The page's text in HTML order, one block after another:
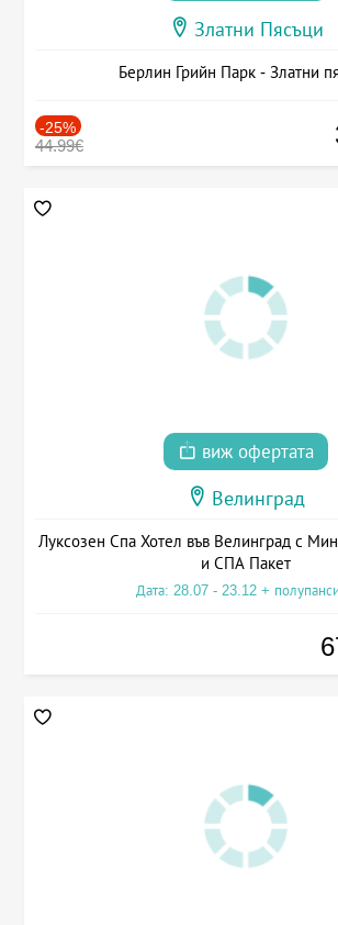
Златни Пясъци
Берлин Грийн Парк - Златни
-25%
44.99€
виж офертата
Велинград
Луксозен Спа Хотел във Велинград с
и СПА Пакет
Дата: 28.07 - 23.12 +